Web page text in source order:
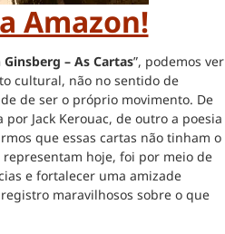
Amazon!
– As Cartas”, podemos ver
cultural, não no sentido de
de ser o próprio movimento. De
Jack Kerouac, de outro a poesia
que essas cartas não tinham o
hoje, foi por meio de
e fortalecer uma amizade
maravilhosos sobre o que